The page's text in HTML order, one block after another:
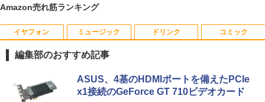
HD対応WUXGA/ 第8世代CoreM3-8100
Wi-Fi6/ Office付きWindows11/ Win11
中古ノートパソコン 中古パソコン 中古P
C タブレット 税込送料無料 即日発送
1
BARFOUT! SPECIAL EDITION EARLY
AUTUMN 2026 / TIME TRAVEL 岩本 照
（Snow Man） [ ブラウンズブックス ]
￥1,870
Amazon売れ筋ランキング
イヤフォン
Anker Soundcore P40i オフホワイト
￥7,990
ミュージック
BRUCE WAYNE feat. Flo Milli, ATL Jacob
[Explicit]
ドリンク
by Amazon 天然水 ラベルレス 500ml ×24本
富士山の天然水 バナジウム含有 水 ミネラル
ウォーター ペットボトル 静岡県産 500ミリリ
コミック
薬屋のひとりごと 17巻 (デジタル版ビッグガ
ンガンコミックス)
編集部のおすすめ記事
ASUS、4基のHDMIポートを備えたPCIe
x1接続のGeForce GT 710ビデオカード